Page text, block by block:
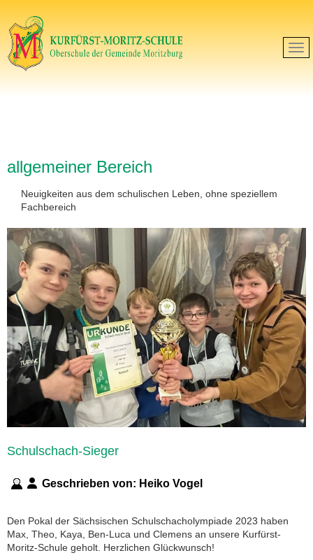
allgemeiner Bereich
Neuigkeiten aus dem schulischen Leben, ohne speziellem
Fachbereich
Schulschach-Sieger
Geschrieben von: Heiko Vogel
Den Pokal der Sächsischen Schulschacholympiade 2023 haben
Max, Theo, Kaya, Ben-Luca und Clemens an unsere Kurfürst-
Moritz-Schule geholt. Herzlichen Glückwunsch!